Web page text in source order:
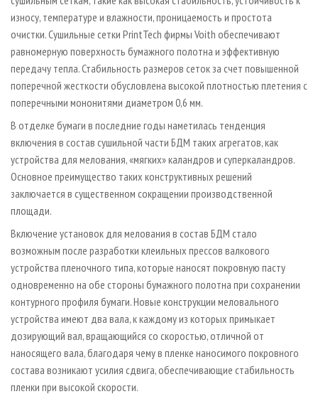
износу, температуре и влажности, проницаемость и простота
очистки. Сушильные сетки PrintTech фирмы Voith обеспечивают
равномерную поверхность бумажного полотна и эффективную
передачу тепла. Стабильность размеров сеток за счет повышенной
поперечной жесткости обусловлена высокой плотностью плетения с
поперечными мононитями диаметром 0,6 мм.
В отделке бумаги в последние годы наметилась тенденция
включения в состав сушильной части БДМ таких агрегатов, как
устройства для мелования, «мягких» каландров и суперкаландров.
Основное преимущество таких конструктивных решений
заключается в существенном сокращении производственной
площади.
Включение установок для мелования в состав БДМ стало
возможным после разработки клеильных прессов валкового
устройства пленочного типа, которые наносят покровную пасту
одновременно на обе стороны бумажного полотна при сохранении
контурного профиля бумаги. Новые конструкции меловального
устройства имеют два вала, к каждому из которых примыкает
дозирующий вал, вращающийся со скоростью, отличной от
наносящего вала, благодаря чему в пленке наносимого покровного
сос­тава возникают усилия сдвига, обеспечивающие стабильность
пленки при высокой скорости.